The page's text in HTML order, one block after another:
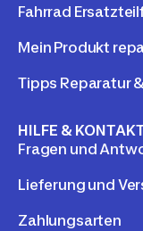
Fahrrad
Mein Produkt
Tipps Reparatur
HILFE &
Fragen und
Lieferung und
Zahlungsarten